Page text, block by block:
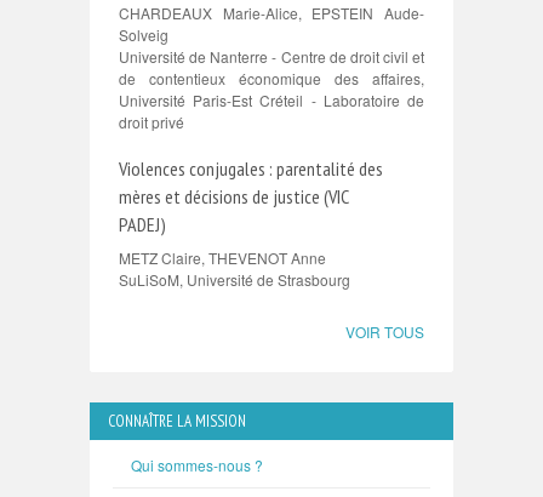
CHARDEAUX Marie-Alice, EPSTEIN Aude-
Solveig
Université de Nanterre - Centre de droit civil et
de contentieux économique des affaires,
Université Paris-Est Créteil - Laboratoire de
droit privé
Violences conjugales : parentalité des
mères et décisions de justice (VIC
PADEJ)
METZ Claire, THEVENOT Anne
SuLiSoM, Université de Strasbourg
VOIR TOUS
CONNAÎTRE LA MISSION
Qui sommes-nous ?